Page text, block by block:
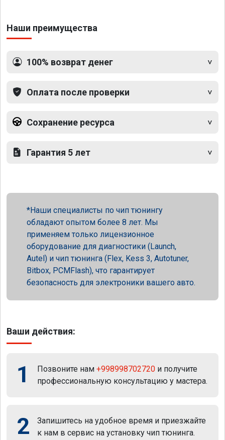
Наши преимущества
100% возврат денег
Оплата после проверки
Сохранение ресурса
Гарантия 5 лет
Наши специалисты по чип тюнингу
обладают опытом более 8 лет. Мы
применяем только лицензионное
оборудование для диагностики (Launch,
Autel) и чип тюнинга (Flex, Kess 3, Autotuner,
Bitbox, PCMFlash), что гарантирует
безопасность для электроники вашего авто.
Ваши действия:
1 Позвоните нам +998998702720 и получите
профессиональную консультацию у мастера.
2
Запишитесь на удобное время и приезжайте
к нам в сервис на установку чип тюнинга.